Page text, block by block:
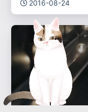
2016-08-24